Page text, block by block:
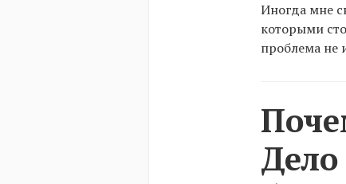
Иногда мне
которыми
проблема не